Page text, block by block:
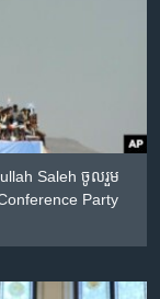
Saleh ចូល​រួម​
Party